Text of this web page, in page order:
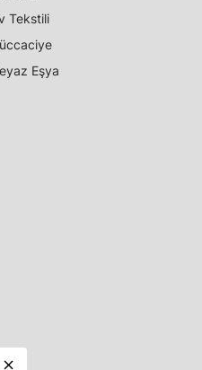
Tekstili
Eşya
close